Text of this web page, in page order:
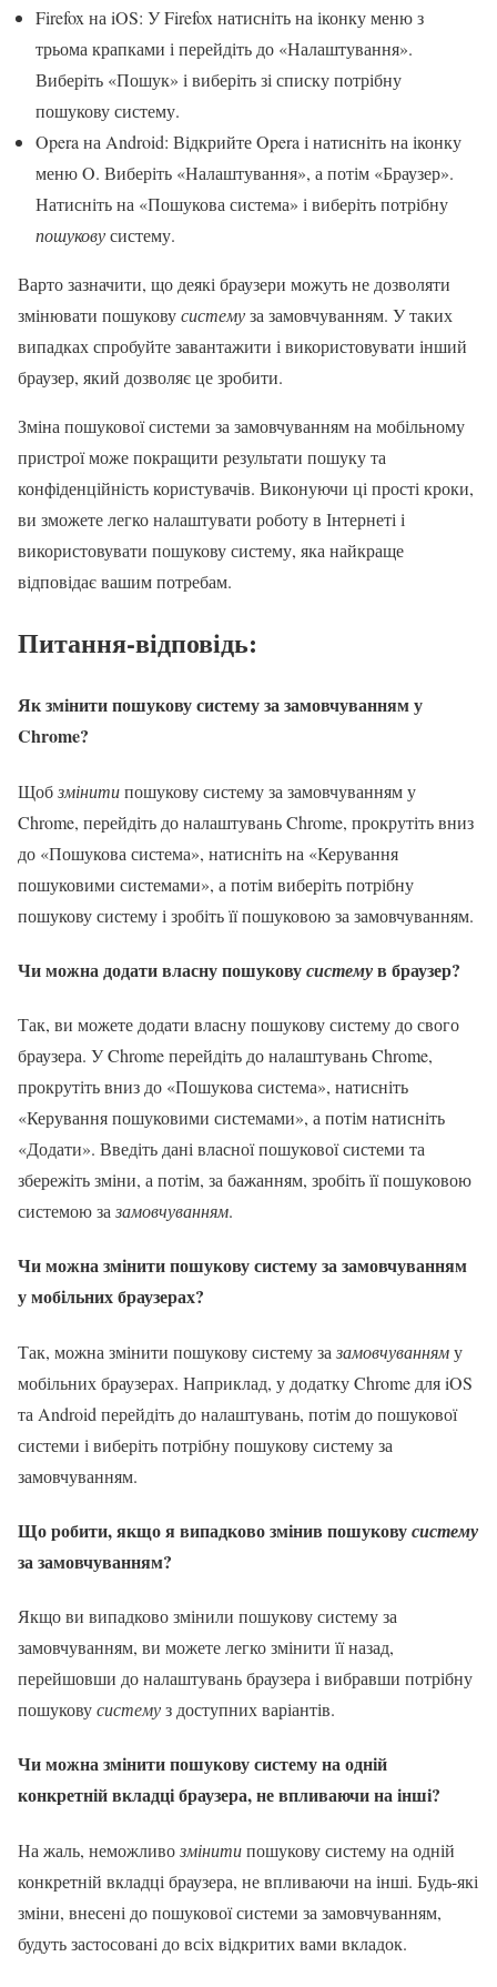
Firefox на iOS: У Firefox натисніть на іконку меню з
трьома крапками і перейдіть до «Налаштування».
Виберіть «Пошук» і виберіть зі списку потрібну
пошукову систему.
Opera на Android: Відкрийте Opera і натисніть на іконку
меню O. Виберіть «Налаштування», а потім «Браузер».
Натисніть на «Пошукова система» і виберіть потрібну
пошуковусистему.
Варто зазначити, що деякі браузери можуть не дозволяти
змінювати пошуковусистемуза замовчуванням. У таких
випадках спробуйте завантажити і використовувати інший
браузер, який дозволяє це зробити.
Зміна пошукової системи за замовчуванням на мобільному
пристрої може покращити результати пошуку та
конфіденційність користувачів. Виконуючи ці прості кроки,
ви зможете легко налаштувати роботу в Інтернеті і
використовувати пошукову систему, яка найкраще
відповідає вашим потребам.
Питання-відповідь:
Як змінити пошукову систему за замовчуванням у
Chrome?
Щобзмінитипошукову систему за замовчуванням у
Chrome, перейдіть до налаштувань Chrome, прокрутіть вниз
до «Пошукова система», натисніть на «Керування
пошуковими системами», а потім виберіть потрібну
пошукову систему і зробіть її пошуковою за замовчуванням.
Чи можна додати власну пошуковусистемув браузер?
Так, ви можете додати власну пошукову систему до свого
браузера. У Chrome перейдіть до налаштувань Chrome,
прокрутіть вниз до «Пошукова система», натисніть
«Керування пошуковими системами», а потім натисніть
«Додати». Введіть дані власної пошукової системи та
збережіть зміни, а потім, за бажанням, зробіть її пошуковою
системою за замовчуванням.
Чи можна змінити пошукову систему за замовчуванням
у мобільних браузерах?
Так, можна змінити пошукову систему за замовчуванняму
мобільних браузерах. Наприклад, у додатку Chrome для iOS
та Android перейдіть до налаштувань, потім до пошукової
системи і виберіть потрібну пошукову систему за
замовчуванням.
Що робити, якщо я випадково змінив пошуковусистему
за замовчуванням?
Якщо ви випадково змінили пошукову систему за
замовчуванням, ви можете легко змінити її назад,
перейшовши до налаштувань браузера і вибравши потрібну
пошуковусистемуз доступних варіантів.
Чи можна змінити пошукову систему на одній
конкретній вкладці браузера, не впливаючи на інші?
На жаль, неможливозмінитипошукову систему на одній
конкретній вкладці браузера, не впливаючи на інші. Будь-які
зміни, внесені до пошукової системи за замовчуванням,
будуть застосовані до всіх відкритих вами вкладок.